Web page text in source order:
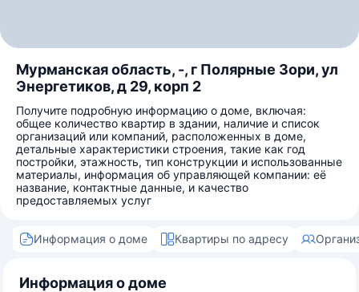
Мурманская область, -, г Полярные Зори, ул
Энергетиков, д 29, корп 2
Получите подробную информацию о доме, включая:
общее количество квартир в здании, наличие и список
организаций или компаний, расположенных в доме,
детальные характеристики строения, такие как год
постройки, этажность, тип конструкции и использованные
материалы, информация об управляющей компании: её
название, контактные данные, и качество
предоставляемых услуг
Информация о доме Квартиры по адресу
Информация о доме